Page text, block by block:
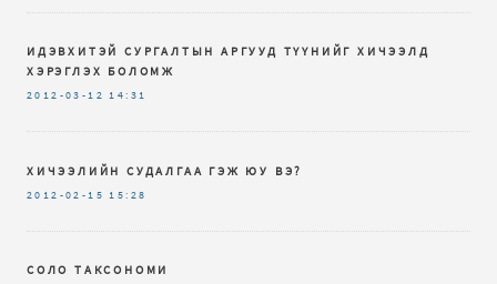
ИДЭВХИТЭЙ СУРГАЛТЫН АРГУУД ТҮҮНИЙГ ХИЧЭЭЛД
ХЭРЭГЛЭХ БОЛОМЖ
2012-03-12 14:31
ХИЧЭЭЛИЙН СУДАЛГАА ГЭЖ ЮУ ВЭ?
2012-02-15 15:28
СОЛО ТАКСОНОМИ